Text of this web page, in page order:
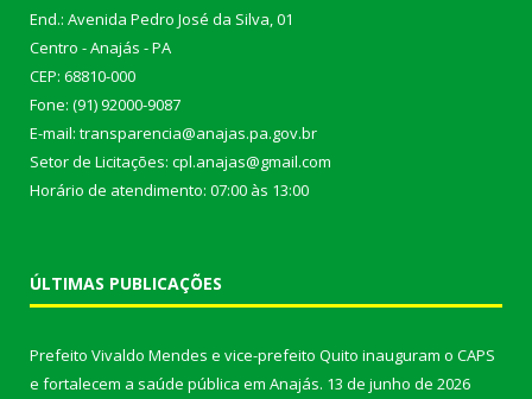
End.: Avenida Pedro José da Silva, 01
Centro - Anajás - PA
CEP: 68810-000
Fone: (91) 92000-9087
E-mail: transparencia@anajas.pa.gov.br
Setor de Licitações: cpl.anajas@gmail.com
Horário de atendimento: 07:00 às 13:00
ÚLTIMAS PUBLICAÇÕES
Prefeito Vivaldo Mendes e vice-prefeito Quito inauguram o CAPS
e fortalecem a saúde pública em Anajás. 13 de junho de 2026